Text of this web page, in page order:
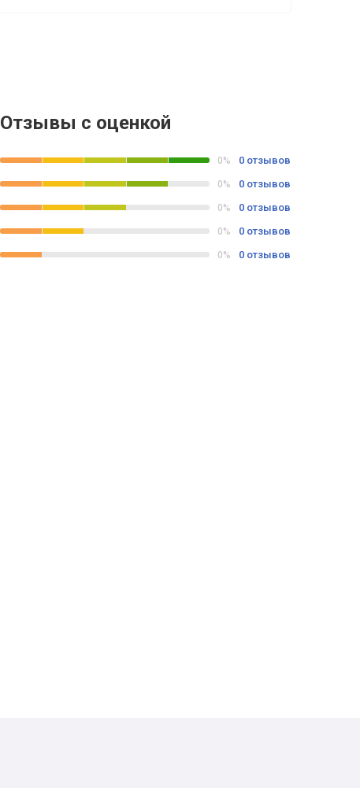
Отзывы с оценкой
0% 0 отзывов
0% 0 отзывов
0% 0 отзывов
0% 0 отзывов
0% 0 отзывов